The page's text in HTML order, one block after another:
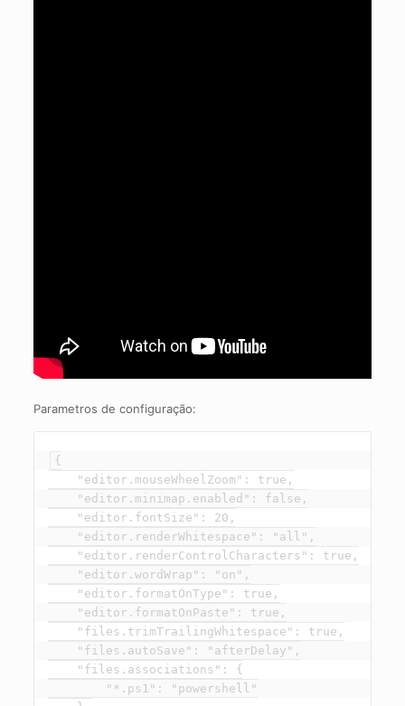
Parametros de configuração:
{
    "editor.mouseWheelZoom": true,
    "editor.minimap.enabled": false,
    "editor.fontSize": 20,
    "editor.renderWhitespace": "all",
    "editor.renderControlCharacters": true,
    "editor.wordWrap": "on",
    "editor.formatOnType": true,
    "editor.formatOnPaste": true,
    "files.trimTrailingWhitespace": true,
    "files.autoSave": "afterDelay",
    "files.associations": {
        "*.ps1": "powershell"